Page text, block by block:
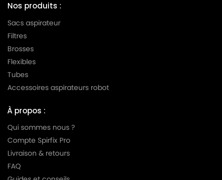
Nos produits :
Sacs aspirateur
Filtres
Brosses
Flexibles
Tubes
Accessoires aspirateurs robot
À propos :
Qui sommes nous ?
Compte Spirfix Pro
Livraison & retours
FAQ